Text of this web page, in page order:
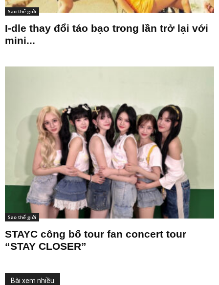
Sao thế giới
I-dle thay đổi táo bạo trong lần trở lại với
mini...
Sao thế giới
STAYC công bố tour fan concert tour
“STAY CLOSER”
Bài xem nhiều